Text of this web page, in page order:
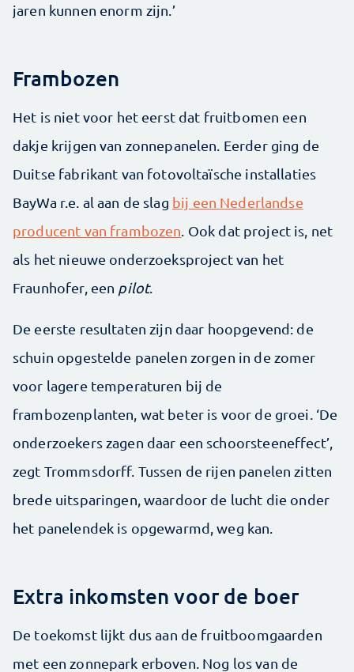
jaren kunnen enorm zijn.’
Frambozen
Het is niet voor het eerst dat fruitbomen een
dakje krijgen van zonnepanelen. Eerder ging de
Duitse fabrikant van fotovoltaïsche installaties
BayWa r.e. al aan de slag bij een Nederlandse
producent van frambozen . Ook dat project is, net
als het nieuwe onderzoeksproject van het
Fraunhofer, een pilot.
De eerste resultaten zijn daar hoopgevend: de
schuin opgestelde panelen zorgen in de zomer
voor lagere temperaturen bij de
frambozenplanten, wat beter is voor de groei. ‘De
onderzoekers zagen daar een schoorsteeneffect’,
zegt Trommsdorff. Tussen de rijen panelen zitten
brede uitsparingen, waardoor de lucht die onder
het panelendek is opgewarmd, weg kan.
Extra inkomsten voor de boer
De toekomst lijkt dus aan de fruitboomgaarden
met een zonnepark erboven. Nog los van de